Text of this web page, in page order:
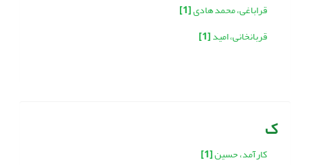
قراباغی، محمد هادی[1]
قربانخانی، امید[1]
ک
کارآمد، حسین[1]